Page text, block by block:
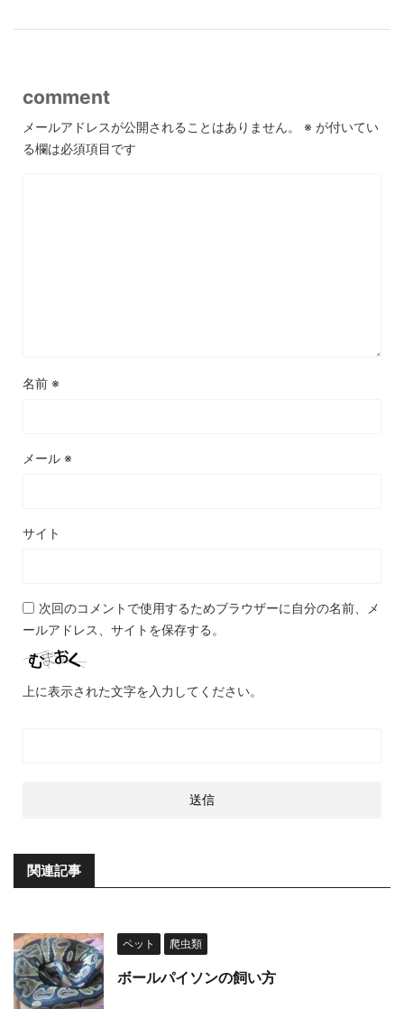
comment
メールアドレスが公開されることはありません。 ※ が付いてい
る欄は必須項目です
名前 ※
メール ※
サイト
次回のコメントで使用するためブラウザーに自分の名前、メ
ールアドレス、サイトを保存する。
上に表示された文字を入力してください。
関連記事
ペット 爬虫類
ボールパイソンの飼い方